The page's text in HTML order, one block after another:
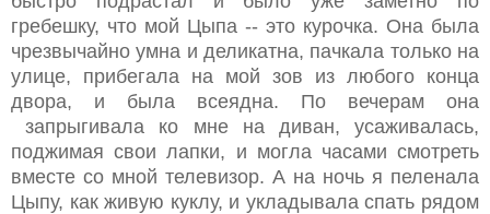
гребешку, что мой Цыпа -- это курочка. Она была
чрезвычайно умна и деликатна, пачкала только на
улице, прибегала на мой зов из любого конца
двора, и была всеядна. По вечерам она
запрыгивала ко мне на диван, усаживалась,
поджимая свои лапки, и могла часами смотреть
вместе со мной телевизор. А на ночь я пеленала
Цыпу, как живую куклу, и укладывала спать рядом